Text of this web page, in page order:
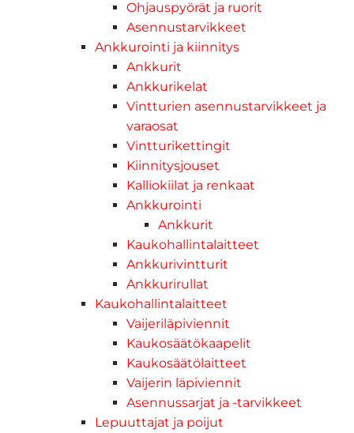
Ohjauspyörät ja ruorit
Asennustarvikkeet
Ankkurointi ja kiinnitys
Ankkurit
Ankkurikelat
Vintturien asennustarvikkeet ja
varaosat
Vintturikettingit
Kiinnitysjouset
Kalliokiilat ja renkaat
Ankkurointi
Ankkurit
Kaukohallintalaitteet
Ankkurivintturit
Ankkurirullat
Kaukohallintalaitteet
Vaijeriläpiviennit
Kaukosäätökaapelit
Kaukosäätölaitteet
Vaijerin läpiviennit
Asennussarjat ja -tarvikkeet
Lepuuttajat ja poijut